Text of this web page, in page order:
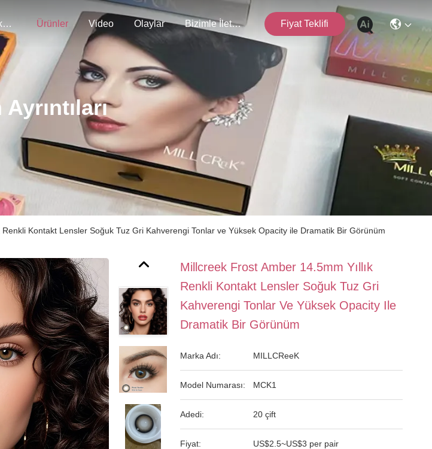
Bizim Hakkımızda Ürünler Video Olaylar Bizimle İletişim Fiyat Teklifi
Renkli Kontakt Lensler Soğuk Tuz Gri Kahverengi Tonlar ve Yüksek Opacity ile Dramatik Bir Görünüm
Millcreek Frost Amber 14.5mm Yıllık
Renkli Kontakt Lensler Soğuk Tuz Gri
Kahverengi Tonlar Ve Yüksek Opacity Ile
Dramatik Bir Görünüm
Marka Adı: MILLCReeK
Model Numarası: MCK1
Adedi: 20 çift
Fiyat: US$2.5~US$3 per pair